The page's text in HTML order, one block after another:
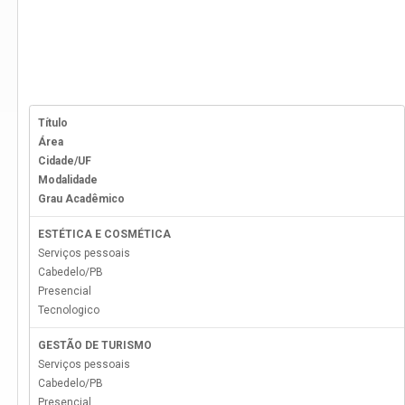
Título
Área
Cidade/UF
Modalidade
Grau Acadêmico
ESTÉTICA E COSMÉTICA
Serviços pessoais
Cabedelo/PB
Presencial
Tecnologico
GESTÃO DE TURISMO
Serviços pessoais
Cabedelo/PB
Presencial